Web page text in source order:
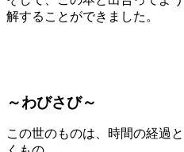
解することができました。
～わびさび～
この世のものは、時間の経過